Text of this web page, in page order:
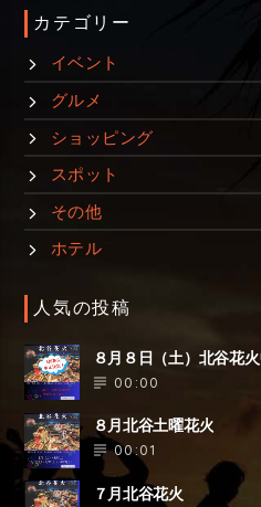
カテゴリー
イベント
グルメ
ショッピング
スポット
その他
ホテル
人気の投稿
８月８日（土）北谷花
00:00
８月北谷土曜花火
00:01
７月北谷花火